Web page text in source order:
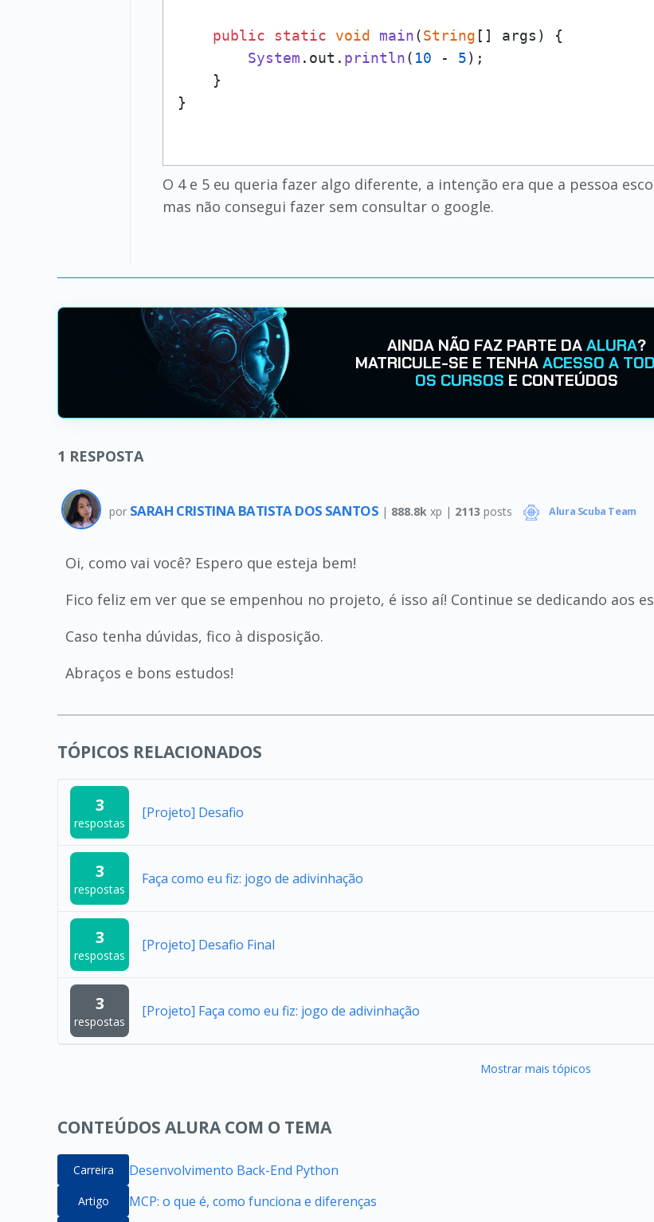
public static void main(String [] args ) {
System . out . println( 10 - 5);
    }
O 4 e 5 eu queria fazer algo diferente, a intenção era que a pessoa
mas não consegui fazer sem consultar o google.
AINDA NÃO FAZ PARTE DAALURA?
MATRICULE-SE E TENHAACESSO A
OS CURSOS E CONTEÚDOS
1 RESPOSTA
por SARAH CRISTINA BATISTA DOS SANTOS | 888.8k xp | 2113 posts Alura Scuba Team
Oi, como vai você? Espero que esteja bem!
Fico feliz em ver que se empenhou no projeto, é isso aí! Continue se dedicando aos
Caso tenha dúvidas, fico à disposição.
Abraços e bons estudos!
TÓPICOS RELACIONADOS
3
respostas
[Projeto] Desafio
3
respostas
Faça como eu fiz: jogo de adivinhação
3
respostas
[Projeto] Desafio Final
3
respostas
[Projeto] Faça como eu fiz: jogo de adivinhação
Mostrar mais tópicos
CONTEÚDOS ALURA COM O TEMA
Carreira Desenvolvimento Back-End Python
Artigo MCP: o que é, como funciona e diferenças